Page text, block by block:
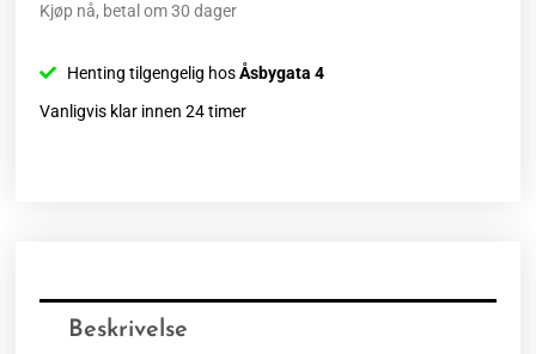
Kjøp nå, betal om 30 dager
Henting tilgengelig hosÅsbygata 4
Vanligvis klar innen 24 timer
Beskrivelse